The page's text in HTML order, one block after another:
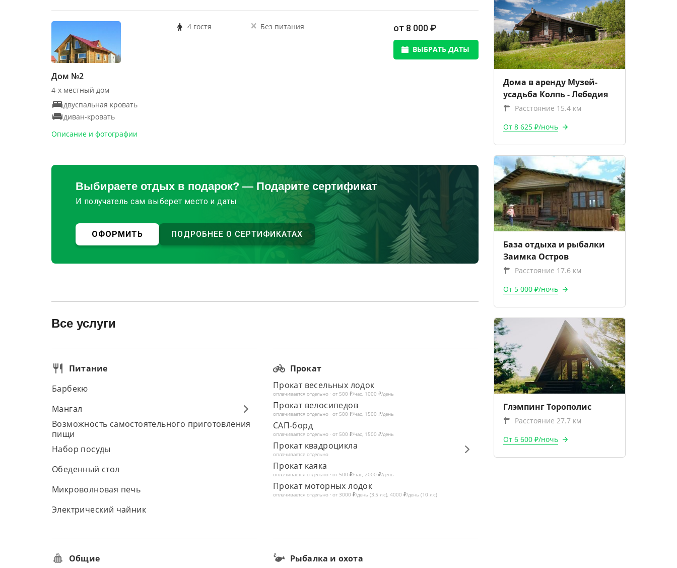
Дом №2
4-х местный дом
двуспальная кровать
диван-кровать
Описание и фотографии
4 гостя Без питания от 8 000 ₽
ВЫБРАТЬ ДАТЫ
Выбираете отдых в подарок? — Подарите сертификат
И получатель сам выберет место и даты
ОФОРМИТЬ ПОДРОБНЕЕ О СЕРТИФИКАТАХ
Все услуги
Питание
Барбекю
Мангал
Возможность самостоятельного приготовления
пищи
Набор посуды
Обеденный стол
Микроволновая печь
Электрический чайник
Прокат
Прокат весельных лодок
оплачивается отдельно · от 500 ₽/час, 1000 ₽/день
Прокат велосипедов
оплачивается отдельно · от 500 ₽/час, 1500 ₽/день
САП-борд
оплачивается отдельно · от 500 ₽/час, 1500 ₽/день
Прокат квадроцикла
оплачивается отдельно
Прокат каяка
оплачивается отдельно · от 500 ₽/час, 2000 ₽/день
Прокат моторных лодок
оплачивается отдельно · от 3000 ₽/день (3.5 л.с), 4000 ₽/день (10 л.с)
Общие
Рыбалка и охота
Дома в аренду Музей-
усадьба Колпь - Лебедия
Расстояние 15.4 км
От 8 625 ₽/ночь
База отдыха и рыбалки
Заимка Остров
Расстояние 17.6 км
От 5 000 ₽/ночь
Глэмпинг Торополис
Расстояние 27.7 км
От 6 600 ₽/ночь